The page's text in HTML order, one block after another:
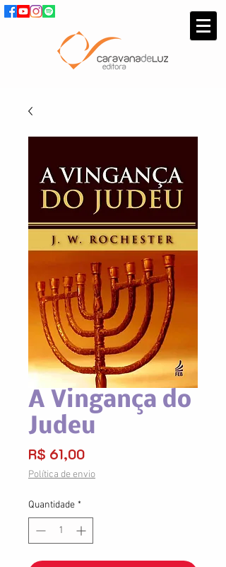
A Vingança do
Judeu
R$ 61,00Preço
Política de envio
Quantidade *